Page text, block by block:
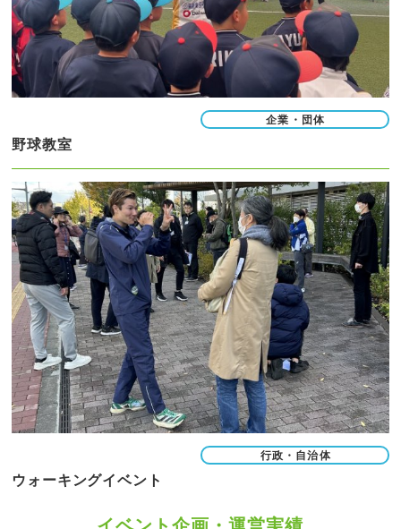
企業・団体
野球教室
行政・自治体
ウォーキングイベント